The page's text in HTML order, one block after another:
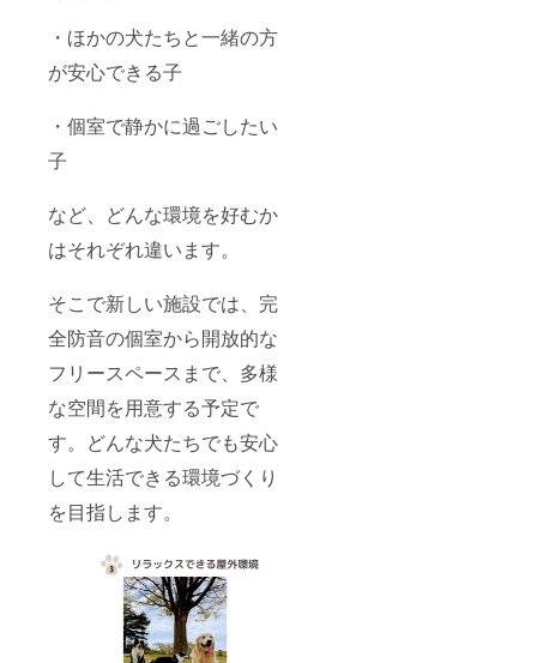
・ほかの犬たちと一緒の方
が安心できる子
・個室で静かに過ごしたい
子
など、どんな環境を好むか
はそれぞれ違います。
そこで新しい施設では、完
全防音の個室から開放的な
フリースペースまで、多様
な空間を用意する予定で
す。どんな犬たちでも安心
して生活できる環境づくり
を目指します。